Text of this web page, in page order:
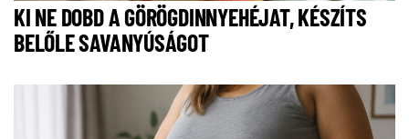
KI NE DOBD A GÖRÖGDINNYEHÉJAT, KÉSZÍTS
BELŐLE SAVANYÚSÁGOT